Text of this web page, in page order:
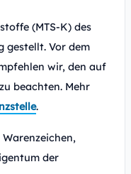
(MTS-K) des
gestellt. Vor dem
wir, den auf
beachten. Mehr
.
der